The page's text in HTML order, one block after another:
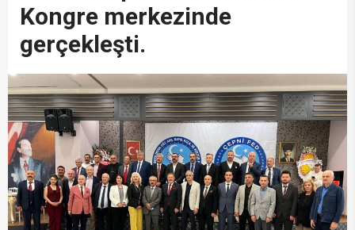
Kongre merkezinde
gerçekleşti.